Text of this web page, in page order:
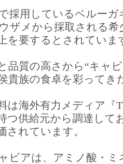
採用しているベルーガ
ザメから採取される
を要するとされていま
品質の高さから“キャ
貴族の食卓を彩ってき
は海外有力メディア『
つ供給元から調達して
されています。
ビアは、アミノ酸・ミ